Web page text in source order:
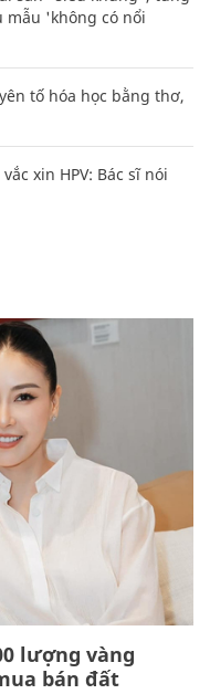
mẫu 'không có nổi
tố hóa học bằng thơ,
xin HPV: Bác sĩ nói
lượng vàng
bán đất